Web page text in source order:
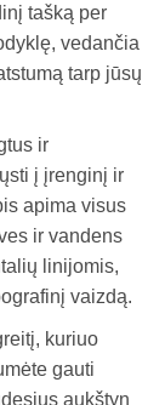
tašką per
vedančia
tarp jūsų
ir
į įrenginį ir
apima visus
ir vandens
linijomis,
vaizdą.
kuriuo
gauti
aukštyn